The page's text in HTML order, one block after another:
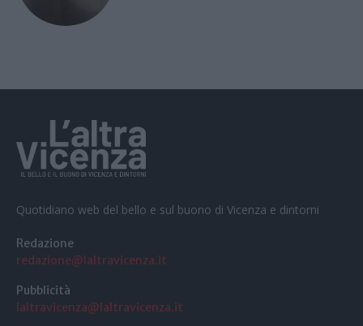
Quotidiano web del bello e sul buono di Vicenza e dintorni
Redazione
redazione@laltravicenza.it
Pubblicità
laltravicenza@laltravicenza.it